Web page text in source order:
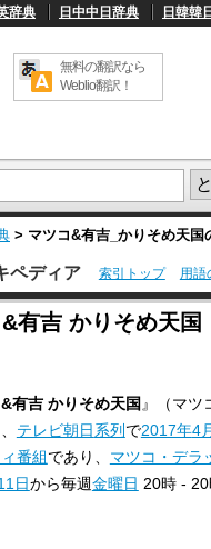
辞典 日中中日辞典 日韓韓
無料の翻訳なら
Weblio翻訳！
> マツコ&有吉_かりそめ天国
U
n
m
/
ペディア 索引トップ 用語
有吉 かりそめ天国
有吉 かりそめ天国 』（マツ
テレビ朝日系列 で2017年4
番組であり、 マツコ・デラ
日から毎週金曜日 20時 -